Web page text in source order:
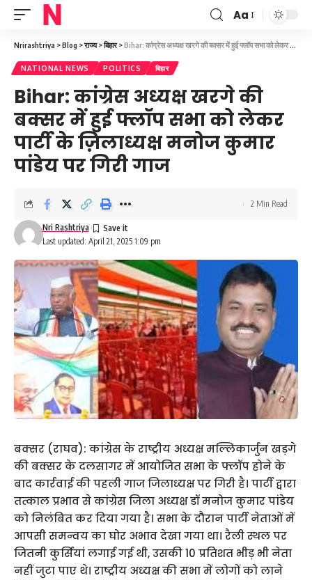
Font
Resizer
Aa
Nrirashtriya >Blog >राज्य>बिहार>Bihar: कांग्रेस अध्यक्ष खरगे की बक्सर में हुई फ्लॉप सभा को लेकर पार्टी के ज़िलाध्यक्ष मनोज कुमार पांडेय पर गिरी गाज
NATIONAL NEWS POLITICS बिहार
Bihar: कांग्रेस अध्यक्ष खरगे की
बक्सर में हुई फ्लॉप सभा को लेकर
पार्टी के ज़िलाध्यक्ष मनोज कुमार
पांडेय पर गिरी गाज
Last updated: April 21, 2025 1:09 pm
Nri Rashtriya
2 Min Read
बक्सर (राघव): कांग्रेस के राष्ट्रीय अध्यक्ष मल्लिकार्जुन खड़गे
की बक्सर के दलसागर में आयोजित सभा के फ्लॉप होने के
बाद कार्रवाई की पहली गाज जिलाध्यक्ष पर गिरी है। पार्टी द्वारा
तत्काल प्रभाव से कांग्रेस जिला अध्यक्ष डॉ मनोज कुमार पांडेय
को निलंबित कर दिया गया है। सभा के दौरान पार्टी नेताओं में
आपसी समन्वय का घोर अभाव देखा गया था। रैली स्थल पर
जितनी कुर्सियां लगाई गई थी, उसकी 10 प्रतिशत भीड़ भी नेता
नहीं जुटा पाए थे। राष्ट्रीय अध्यक्ष की सभा में लोगों को लाने